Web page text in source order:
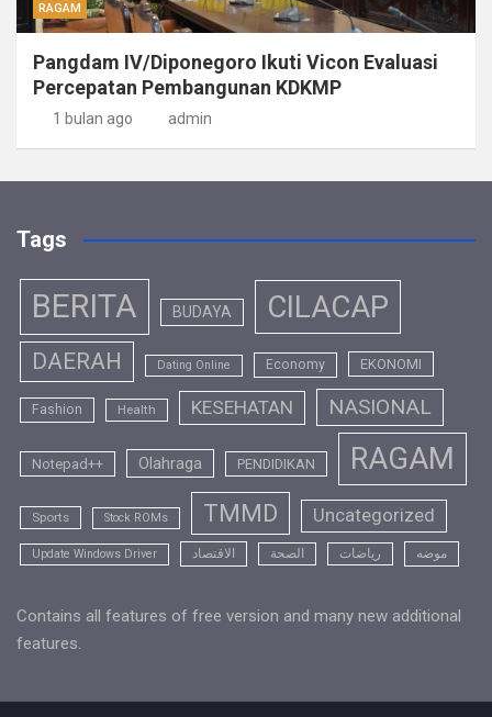
RAGAM
Pangdam IV/Diponegoro Ikuti Vicon Evaluasi
Percepatan Pembangunan KDKMP
1 bulan ago admin
Tags
BERITA BUDAYA CILACAP
DAERAH Dating Online Economy EKONOMI
Fashion Health KESEHATAN NASIONAL
Notepad++ Olahraga PENDIDIKAN RAGAM
Sports Stock ROMs TMMD Uncategorized
Update Windows Driver الاقتصاد الصحة رياضات موضه
Contains all features of free version and many new additional
features.